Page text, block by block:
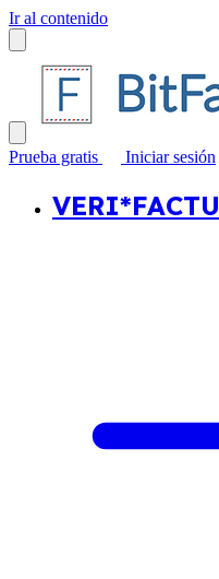
Ir al contenido
Prueba gratis Iniciar sesión
VERI*FACTU